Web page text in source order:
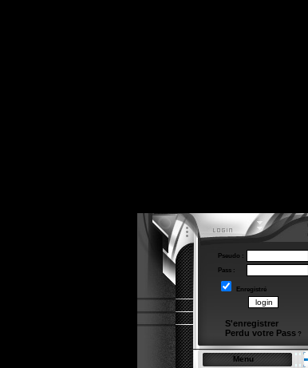
Pseudo :
Pass :
Enregistré
S'enregistrer
Perdu votre Pass?
Menu